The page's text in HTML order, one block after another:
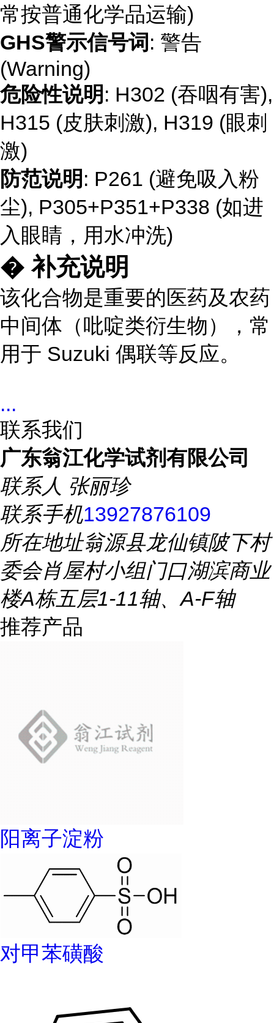
常按普通化学品运输)
GHS警示信号词 : 警告
(Warning)
危险性说明 : H302 (吞咽有害),
H315 (皮肤刺激), H319 (眼刺
激)
防范说明 : P261 (避免吸入粉
尘), P305+P351+P338 (如进
入眼睛，用水冲洗)
� 补充说明
该化合物是重要的医药及农药
中间体（吡啶类衍生物），常
用于 Suzuki 偶联等反应。
...
联系我们
广东翁江化学试剂有限公司
联系人 张丽珍
联系手机13927876109
所在地址翁源县龙仙镇陂下村
委会肖屋村小组门口湖滨商业
楼A栋五层1-11轴、A-F轴
推荐产品
阳离子淀粉
对甲苯磺酸